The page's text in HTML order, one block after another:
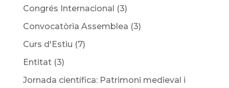
Congrés Internacional (3)
Convocatòria Assemblea (3)
Curs d'Estiu (7)
Entitat(3)
Jornada científica: Patrimoni medieval i